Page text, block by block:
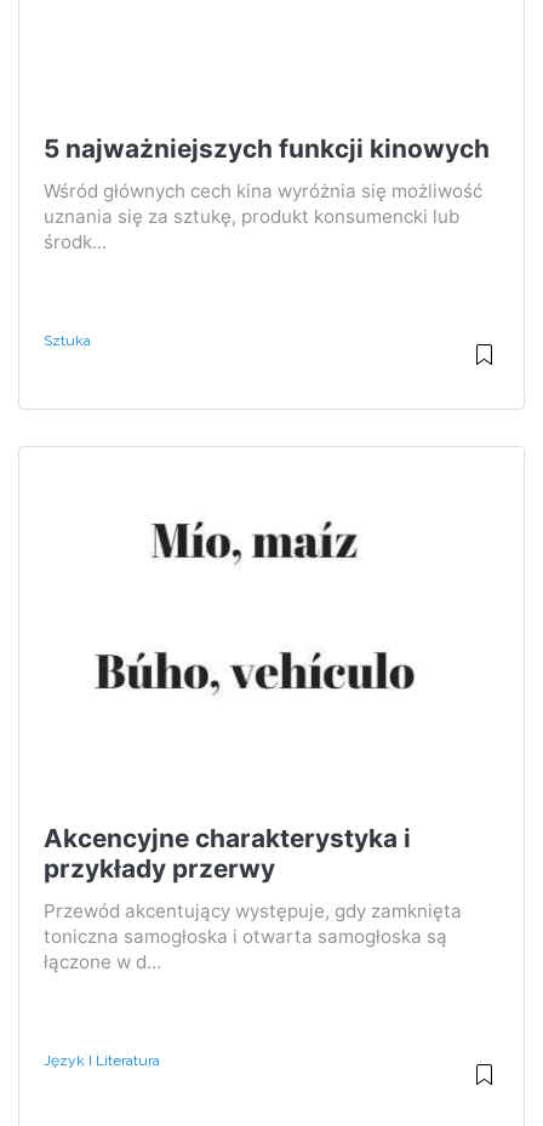
5 najważniejszych funkcji kinowych
Wśród głównych cech kina wyróżnia się możliwość
uznania się za sztukę, produkt konsumencki lub
środk...
Sztuka
Akcencyjne charakterystyka i
przykłady przerwy
Przewód akcentujący występuje, gdy zamknięta
toniczna samogłoska i otwarta samogłoska są
łączone w d...
Język I Literatura